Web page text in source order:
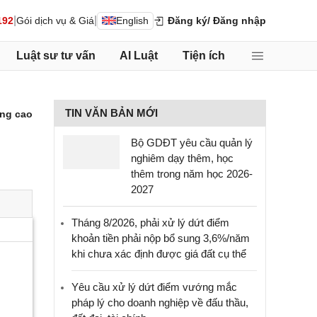
Gói dịch vụ & Giá English Đăng ký/ Đăng nhập
Luật sư tư vấn AI Luật Tiện ích
cao TIN VĂN BẢN MỚI
Bộ GDĐT yêu cầu quản lý
nghiêm dạy thêm, học
thêm trong năm học 2026-
2027
Tháng 8/2026, phải xử lý dứt điểm
khoản tiền phải nộp bổ sung 3,6%/năm
khi chưa xác định được giá đất cụ thể
Yêu cầu xử lý dứt điểm vướng mắc
pháp lý cho doanh nghiệp về đấu thầu,